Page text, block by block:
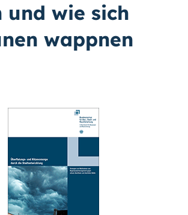
und wie sich
wappnen